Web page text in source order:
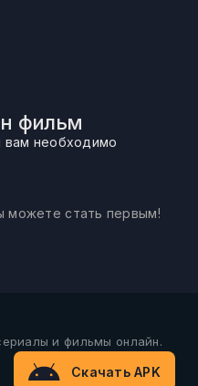
фильм
вам необходимо
можете стать первым!
и фильмы онлайн.
Скачать APK